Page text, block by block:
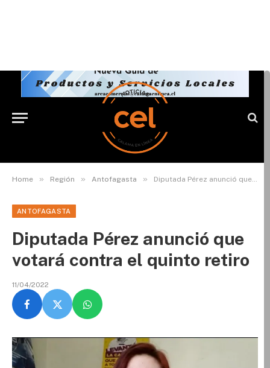
Home » Región » Antofagasta » Diputada Pérez anunció que votará contra el quinto retiro
ANTOFAGASTA
Diputada Pérez anunció que
votará contra el quinto retiro
11/04/2022